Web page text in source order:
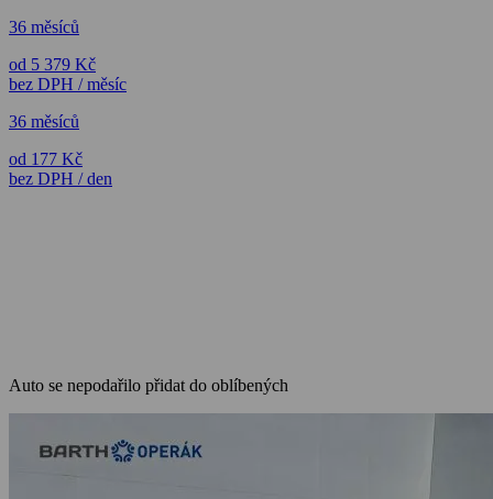
36 měsíců
od 5 379 Kč
bez DPH / měsíc
36 měsíců
od 177 Kč
bez DPH / den
Auto se nepodařilo přidat do oblíbených